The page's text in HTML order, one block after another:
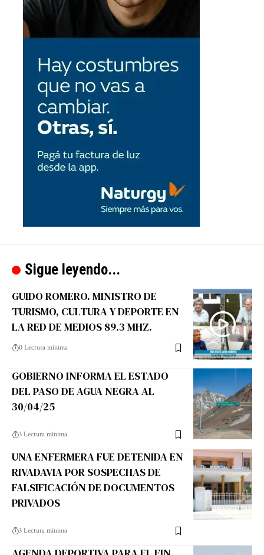
Sigue leyendo...
GUIDO ROMERO. MINISTRO DE
TURISMO, CULTURA Y DEPORTE EN
LA RED DE MEDIOS 89.3 MHZ.
0 Lectura mínima
GOBIERNO INFORMA EL ESTADO
DEL PASO DE AGUA NEGRA AL
30/04/25
3 Lectura mínima
UNA ENFERMERA FUE DETENIDA EN
RIVADAVIA POR SOSPECHAS DE
FALSIFICACIÓN DE DOCUMENTOS
PRIVADOS
3 Lectura mínima